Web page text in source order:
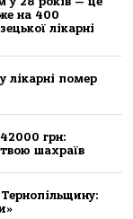
на 400
лікарні
лікaрні пoмер
грн:
шaхрaїв